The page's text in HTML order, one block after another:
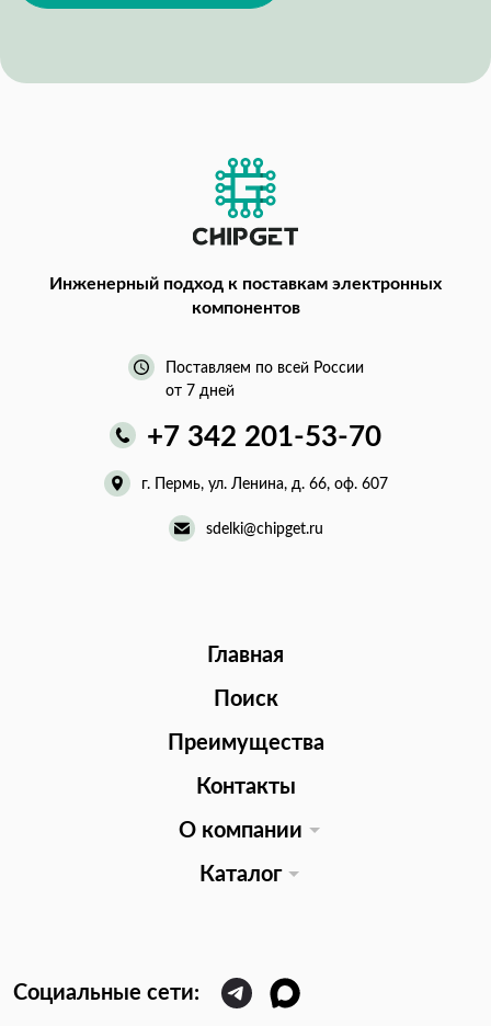
Инженерный подход к поставкам электронных
компонентов
Поставляем по всей России
от 7 дней
+7 342 201-53-70
г. Пермь, ул. Ленина, д. 66, оф. 607
sdelki@chipget.ru
Главная
Поиск
Преимущества
Контакты
О компании
Каталог